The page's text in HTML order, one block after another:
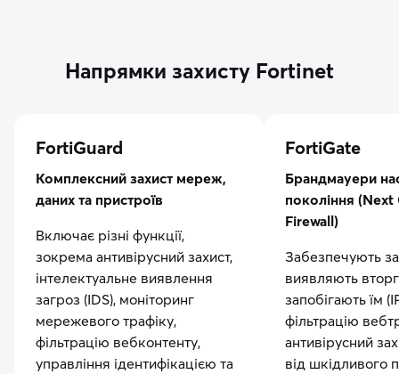
Напрямки захисту Fortinet
FortiGuard
Комплексний захист мереж,
даних та пристроїв
Включає різні функції,
зокрема антивірусний захист,
інтелектуальне виявлення
загроз (IDS), моніторинг
мережевого трафіку,
фільтрацію вебконтенту,
управління ідентифікацією та
FortiGate
Брандмауери
покоління
Firewall)
Забезпечують
виявляють
запобігають їм
фільтрацію
антивірусний
від шкідливого